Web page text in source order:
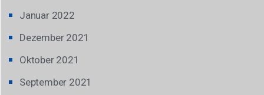
Januar 2022
Dezember 2021
Oktober 2021
September 2021